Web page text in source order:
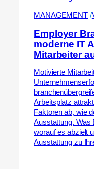
MANAGEMENT /
Employer
moderne IT
Mitarbeiter
Motivierte
Arbeitsplatz
Faktoren ab, wie
Ausstattung. Was
worauf es abzielt
Ausstattung zu